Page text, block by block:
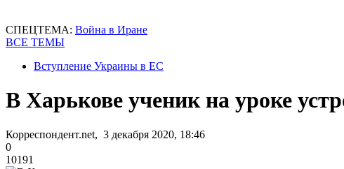
СПЕЦТЕМА: Война в Иране
ВСЕ ТЕМЫ
Вступление Украины в ЕС
В Харькове ученик на уроке
Корреспондент.net, 3 декабря 2020, 18:46
0
10191